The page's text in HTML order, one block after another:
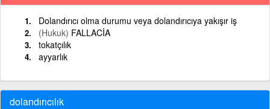
Dolandırıcı olma durumu veya dolandırıcıya yakışır iş
(Hukuk) FALLACİA
tokatçılık
ayyarlık
dolandırıcılık